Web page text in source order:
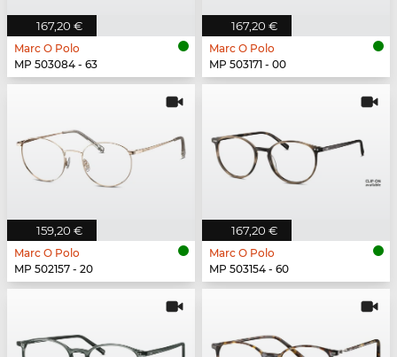
167,20 €
Marc O Polo
MP 503084 - 63
167,20 €
Marc O Polo
MP 503171 - 00
159,20 €
Marc O Polo
MP 502157 - 20
167,20 €
Marc O Polo
MP 503154 - 60